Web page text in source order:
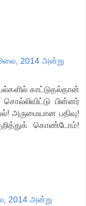
2014 அன்று
காட்டுதல்தான்
பின்னர்
அருமையான பதிவு!
கொண்டோம்!
2014 அன்று